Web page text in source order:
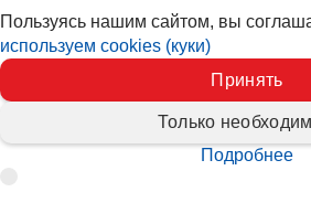
Пользуясь нашим сайтом, вы
используем cookies (куки)
Принять
Только
Подробнее